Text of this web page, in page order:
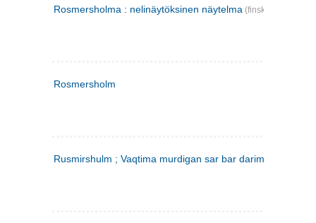
Rosmersholma : nelinäytöksinen näytelma (finsk)
Rosmersholm
Rusmirshulm ; Vaqtima murdigan sar bar darim